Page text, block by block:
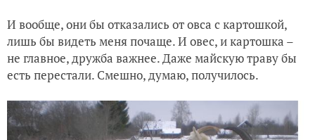
И вообще, они бы отказались от овса с картошкой,
лишь бы видеть меня почаще. И овес, и картошка –
не главное, дружба важнее. Даже майскую траву бы
есть перестали. Смешно, думаю, получилось.